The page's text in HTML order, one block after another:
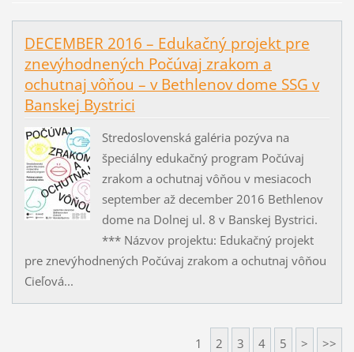
DECEMBER 2016 – Edukačný projekt pre
znevýhodnených Počúvaj zrakom a
ochutnaj vôňou – v Bethlenov dome SSG v
Banskej Bystrici
Stredoslovenská galéria pozýva na
špeciálny edukačný program Počúvaj
zrakom a ochutnaj vôňou v mesiacoch
september až december 2016 Bethlenov
dome na Dolnej ul. 8 v Banskej Bystrici.
*** Názvov projektu: Edukačný projekt
pre znevýhodnených Počúvaj zrakom a ochutnaj vôňou
Cieľová...
1 2 3 4 5 > >>